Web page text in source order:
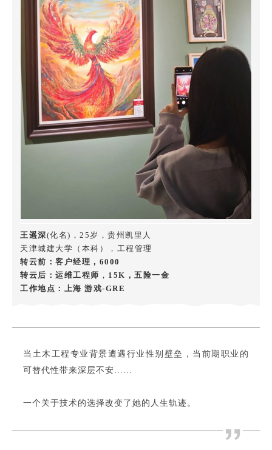
王遥深(化名)，25岁，贵州凯里人
天津城建大学（本科），工程管理
转云前：客户经理，6000
转云后：运维工程师 ， 15K ，五险一金
工作地点：上海 游戏-GRE
当土木工程专业背景遭遇行业性别壁垒，当前期职业的
可替代性带来深层不安……
一个关于技术的选择改变了她的人生轨迹。